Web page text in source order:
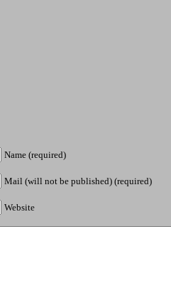
Name (required)
Mail (will not be published) (required)
Website